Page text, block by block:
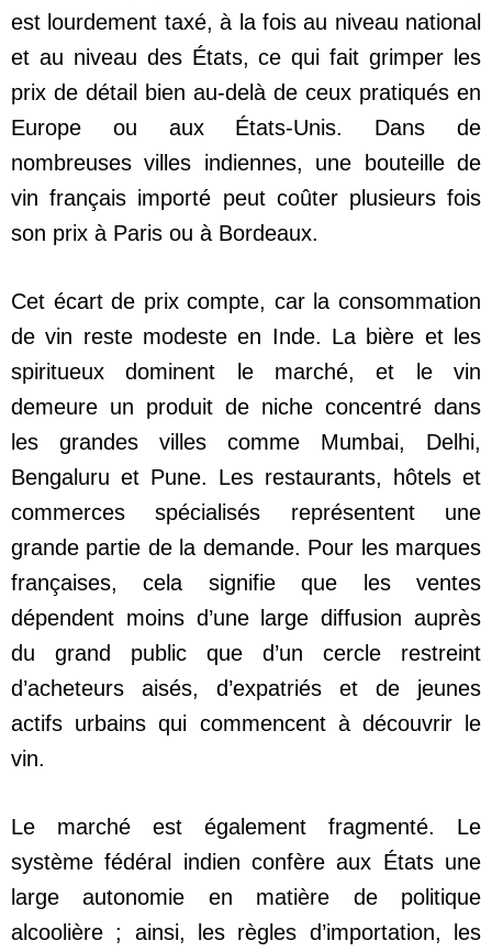
est lourdement taxé, à la fois au niveau national
et au niveau des États, ce qui fait grimper les
prix de détail bien au-delà de ceux pratiqués en
Europe ou aux États-Unis. Dans de
nombreuses villes indiennes, une bouteille de
vin français importé peut coûter plusieurs fois
son prix à Paris ou à Bordeaux.
Cet écart de prix compte, car la consommation
de vin reste modeste en Inde. La bière et les
spiritueux dominent le marché, et le vin
demeure un produit de niche concentré dans
les grandes villes comme Mumbai, Delhi,
Bengaluru et Pune. Les restaurants, hôtels et
commerces spécialisés représentent une
grande partie de la demande. Pour les marques
françaises, cela signifie que les ventes
dépendent moins d’une large diffusion auprès
du grand public que d’un cercle restreint
d’acheteurs aisés, d’expatriés et de jeunes
actifs urbains qui commencent à découvrir le
vin.
Le marché est également fragmenté. Le
système fédéral indien confère aux États une
large autonomie en matière de politique
alcoolière ; ainsi, les règles d’importation, les